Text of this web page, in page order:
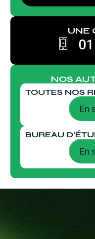
UNE
NOS
TOUTES NOS
En
BUREAU
En